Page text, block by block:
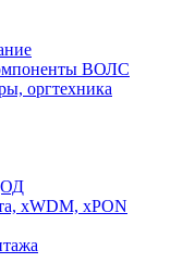
ВОЛС
оргтехника
xWDM, xPON